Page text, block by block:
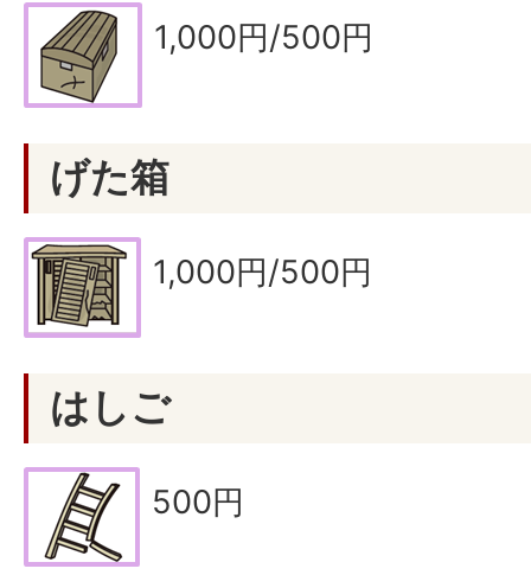
1,000円/500円
げた箱
1,000円/500円
はしご
500円